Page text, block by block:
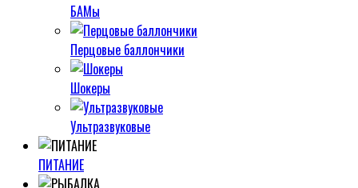
БАМы
Перцовые баллончики
Шокеры
Ультразвуковые
ПИТАНИЕ